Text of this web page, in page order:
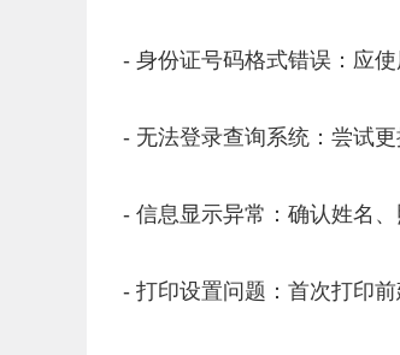
- 身份证号码格式错误：应
- 无法登录查询系统：尝试更
- 信息显示异常：确认姓名
- 打印设置问题：首次打印